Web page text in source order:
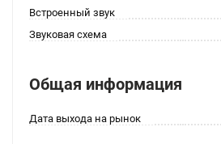
Встроенный звук
Звуковая схема
Общая информация
Дата выхода на рынок